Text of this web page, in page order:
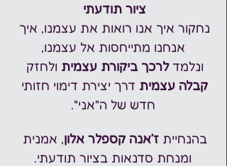
ציור תודעתי
נחקור איך אנו רואות את עצמנו, איך
אנחנו מתייחסות אל עצמנו,
ונלמד לרכך ביקורת עצמית ולחזק
קבלה עצמית דרך יצירת דימוי חזותי
חדש של ה"אני".
בהנחיית ז׳אנה קספלר אלון, אמנית
ומנחת סדנאות בציור תודעתי.